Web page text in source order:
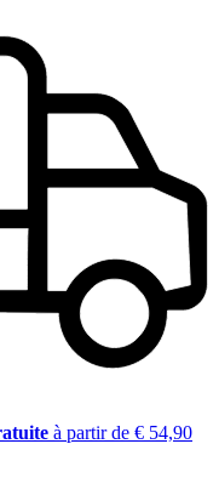
à partir de € 54,90